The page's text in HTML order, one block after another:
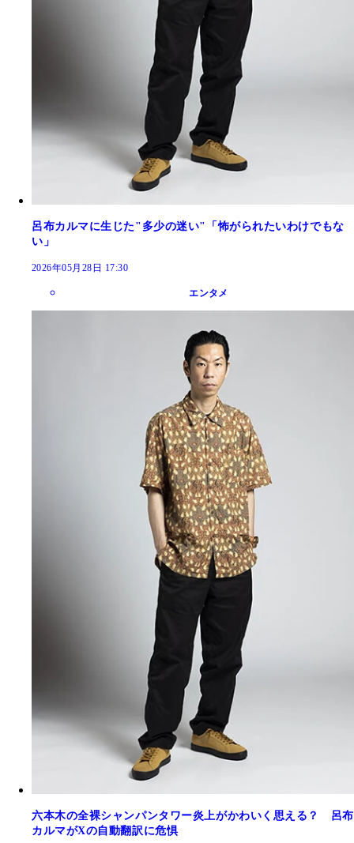
呂布カルマに生じた"多少の迷い"「怖がられたいわけでもな
い」
2026年05月28日 17:30
エンタメ
六本木の全裸シャンパンタワー炎上がかわいく思える？ 呂布
カルマがXの自動翻訳に危惧